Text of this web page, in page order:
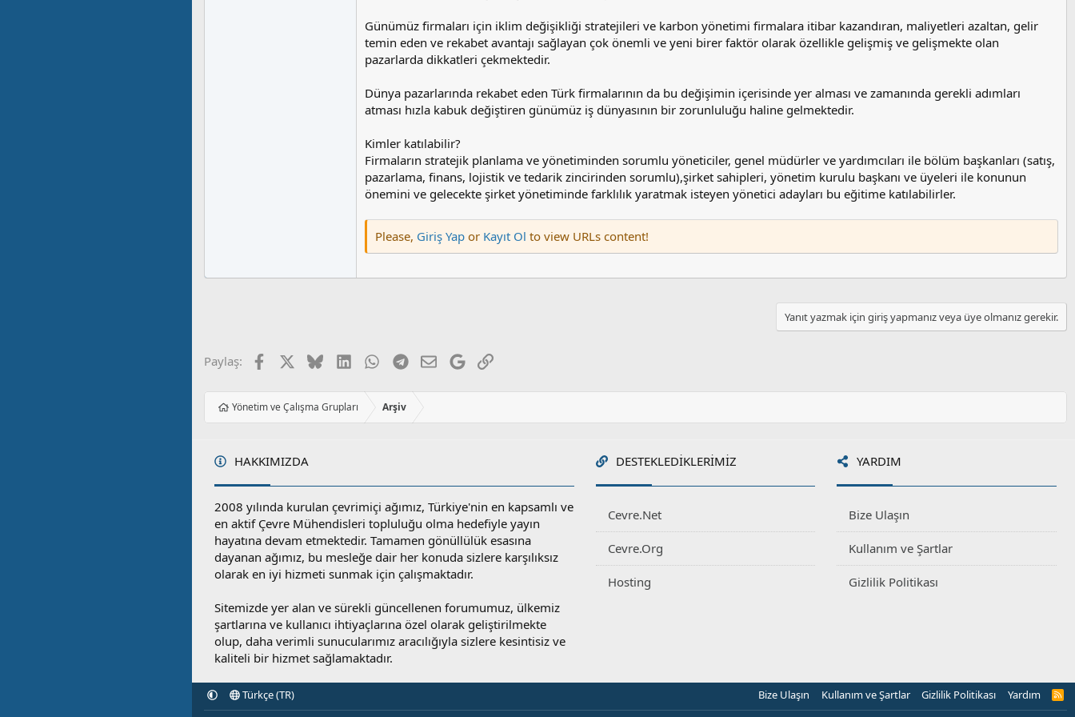
Günümüz firmaları için iklim değişikliği stratejileri ve karbon yönetimi firmalara itibar kazandıran, maliyetleri azaltan, gelir
temin eden ve rekabet avantajı sağlayan çok önemli ve yeni birer faktör olarak özellikle gelişmiş ve gelişmekte olan
pazarlarda dikkatleri çekmektedir.
Dünya pazarlarında rekabet eden Türk firmalarının da bu değişimin içerisinde yer alması ve zamanında gerekli adımları
atması hızla kabuk değiştiren günümüz iş dünyasının bir zorunluluğu haline gelmektedir.
Kimler katılabilir?
Firmaların stratejik planlama ve yönetiminden sorumlu yöneticiler, genel müdürler ve yardımcıları ile bölüm başkanları (satış,
pazarlama, finans, lojistik ve tedarik zincirinden sorumlu),şirket sahipleri, yönetim kurulu başkanı ve üyeleri ile konunun
önemini ve gelecekte şirket yönetiminde farklılık yaratmak isteyen yönetici adayları bu eğitime katılabilirler.
Please, Giriş Yap or Kayıt Ol to view URLs content!
Yanıt yazmak için giriş yapmanız veya üye olmanız gerekir.
Paylaş: Facebook BlueskyLinkedInWhatsApp
Telegram
E-postaGoogleLink
Yönetim ve Çalışma Grupları Arşiv
HAKKIMIZDA
2008 yılında kurulan çevrimiçi ağımız, Türkiye'nin en kapsamlı ve
en aktif Çevre Mühendisleri topluluğu olma hedefiyle yayın
hayatına devam etmektedir. Tamamen gönüllülük esasına
dayanan ağımız, bu mesleğe dair her konuda sizlere karşılıksız
olarak en iyi hizmeti sunmak için çalışmaktadır.
Sitemizde yer alan ve sürekli güncellenen forumumuz, ülkemiz
şartlarına ve kullanıcı ihtiyaçlarına özel olarak geliştirilmekte
olup, daha verimli sunucularımız aracılığıyla sizlere kesintisiz ve
kaliteli bir hizmet sağlamaktadır.
DESTEKLEDIKLERIMIZ
Cevre.Net
Cevre.Org
Hosting
YARDIM
Bize Ulaşın
Kullanım ve Şartlar
Gizlilik Politikası
Türkçe (TR) Bize Ulaşın Kullanım ve Şartlar Gizlilik Politikası Yardım
R